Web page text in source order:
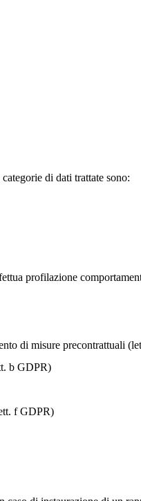
di dati trattate sono:
profilazione
di misure precontrattuali
b GDPR)
f GDPR)